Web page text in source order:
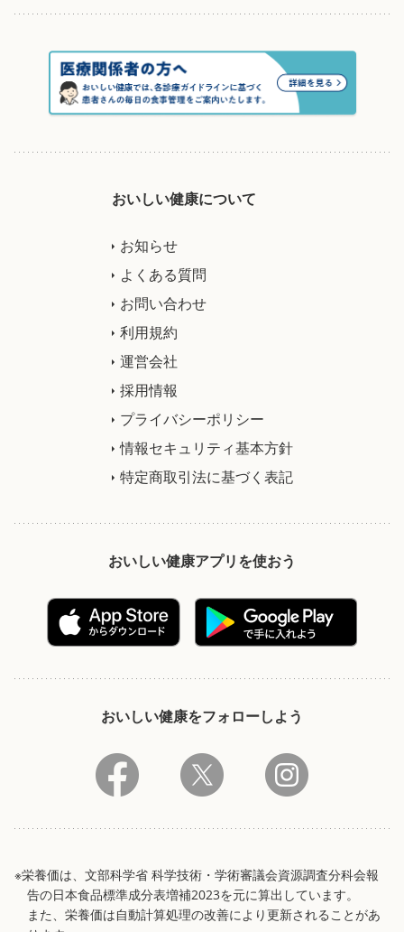
おいしい健康について
お知らせ
よくある質問
お問い合わせ
利用規約
運営会社
採用情報
プライバシーポリシー
情報セキュリティ基本方針
特定商取引法に基づく表記
おいしい健康アプリを使おう
おいしい健康をフォローしよう
※栄養価は、文部科学省 科学技術・学術審議会資源調査分科会報
告の日本食品標準成分表増補2023を元に算出しています。
また、栄養価は自動計算処理の改善により更新されることがあ